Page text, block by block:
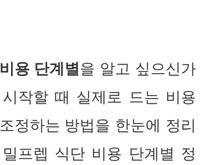
용 단계별을 알고 싶으신가
작할 때 실제로 드는 비용
정하는 방법을 한눈에 정리
프렙 식단 비용 단계별 정